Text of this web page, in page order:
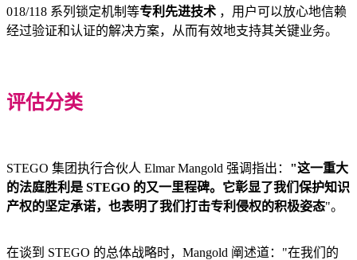
018/118 系列锁定机制等专利先进技术 ，用户可以放心地信赖
经过验证和认证的解决方案，从而有效地支持其关键业务。
评估分类
STEGO 集团执行合伙人 Elmar Mangold 强调指出： "这一重大
的法庭胜利是 STEGO 的又一里程碑。它彰显了我们保护知识
产权的坚定承诺，也表明了我们打击专利侵权的积极姿态"。
在谈到 STEGO 的总体战略时，Mangold 阐述道："在我们的